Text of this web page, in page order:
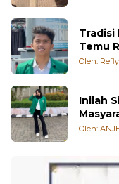
Tradisi
Temu
Oleh:
Inilah
Oleh: